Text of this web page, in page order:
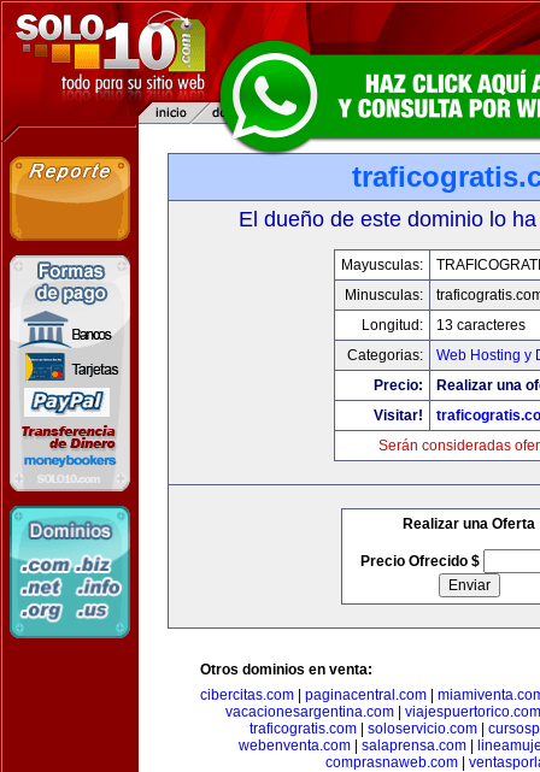
El dueño de este dominio lo
Mayusculas:
Minusculas:
Longitud:
13 caracteres
Categorias:
Web Hosting y
Precio:
Realizar una
Visitar!
Serán consideradas
Realizar una Oferta
Precio Ofrecido $
Otros dominios en venta:
cibercitas.com
paginacentral.com
vacacionesargentina.com
viajespuertorico.com
traficogratis.com| soloservicio.com|
webenventa.com
salaprensa.com
comprasnaweb.com